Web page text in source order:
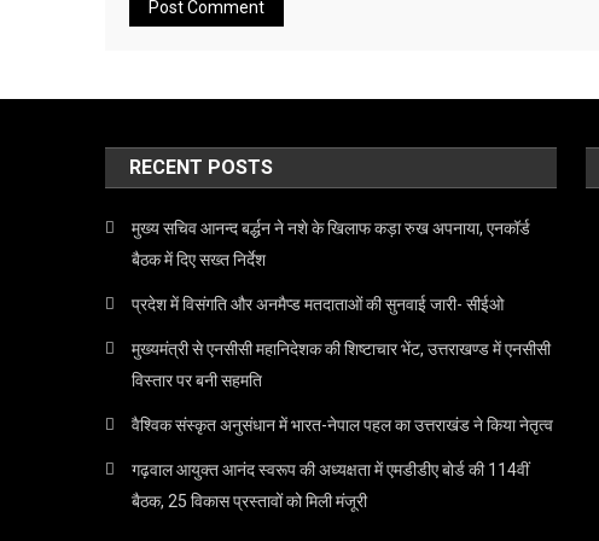
RECENT POSTS
मुख्य सचिव आनन्द बर्द्धन ने नशे के खिलाफ कड़ा रुख अपनाया, एनकॉर्ड
बैठक में दिए सख्त निर्देश
प्रदेश में विसंगति और अनमैप्ड मतदाताओं की सुनवाई जारी- सीईओ
मुख्यमंत्री से एनसीसी महानिदेशक की शिष्टाचार भेंट, उत्तराखण्ड में एनसीसी
विस्तार पर बनी सहमति
वैश्विक संस्कृत अनुसंधान में भारत-नेपाल पहल का उत्तराखंड ने किया नेतृत्व
गढ़वाल आयुक्त आनंद स्वरूप की अध्यक्षता में एमडीडीए बोर्ड की 114वीं
बैठक, 25 विकास प्रस्तावों को मिली मंजूरी